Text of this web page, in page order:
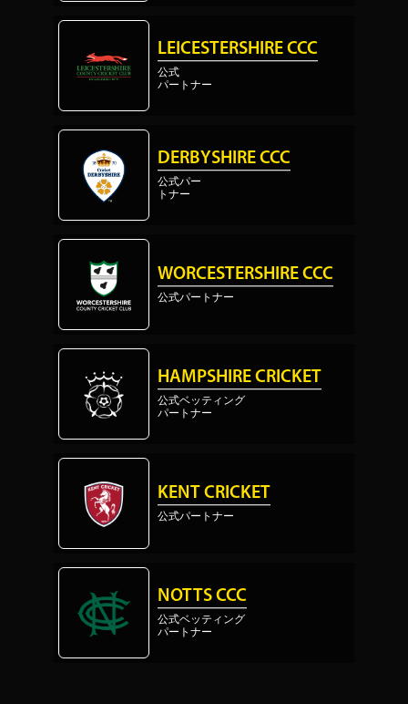
LEICESTERSHIRE CCC
公式
パートナー
DERBYSHIRE CCC
公式パー
トナー
WORCESTERSHIRE CCC
公式パートナー
HAMPSHIRE CRICKET
公式ベッティング
パートナー
KENT CRICKET
公式パートナー
NOTTS CCC
公式ベッティング
パートナー